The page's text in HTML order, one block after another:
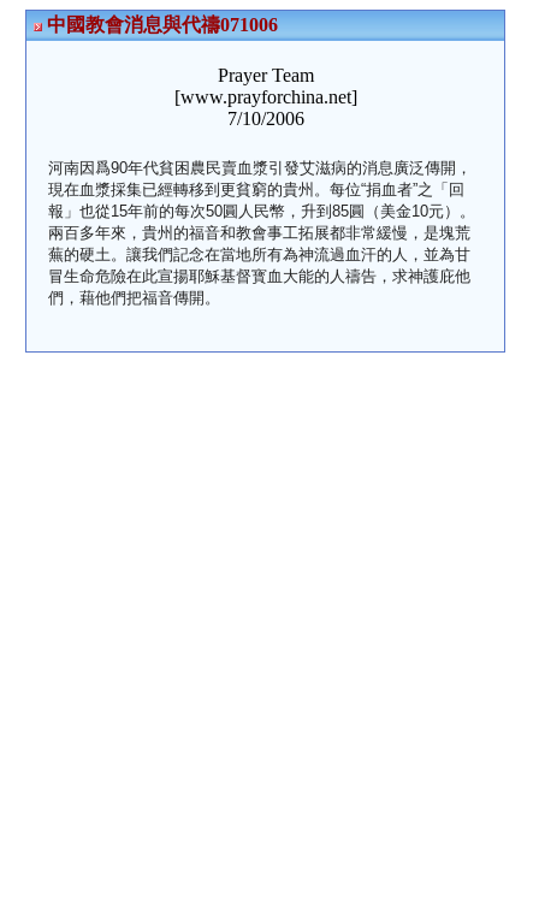
中國教會消息與代禱071006
Prayer Team
[www.prayforchina.net]
7/10/2006
河南因爲90年代貧困農民賣血漿引發艾滋病的消息廣泛傳開，
現在血漿採集已經轉移到更貧窮的貴州。每位“捐血者”之「回
報」也從15年前的每次50圓人民幣，升到85圓（美金10元）。
兩百多年來，貴州的福音和教會事工拓展都非常緩慢，是塊荒
蕪的硬土。讓我們記念在當地所有為神流過血汗的人，並為甘
冒生命危險在此宣揚耶穌基督寳血大能的人禱告，求神護庇他
們，藉他們把福音傳開。